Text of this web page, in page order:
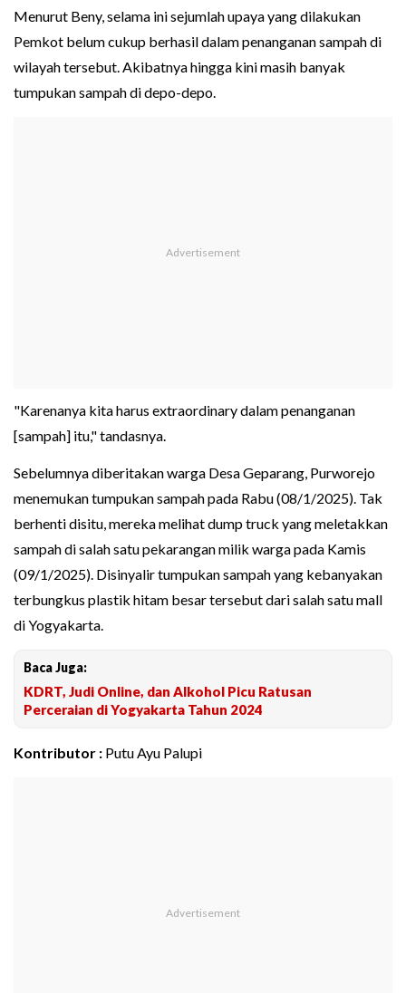
Menurut Beny, selama ini sejumlah upaya yang dilakukan
Pemkot belum cukup berhasil dalam penanganan sampah di
wilayah tersebut. Akibatnya hingga kini masih banyak
tumpukan sampah di depo-depo.
"Karenanya kita harus extraordinary dalam penanganan
[sampah] itu," tandasnya.
Sebelumnya diberitakan warga Desa Geparang, Purworejo
menemukan tumpukan sampah pada Rabu (08/1/2025). Tak
berhenti disitu, mereka melihat dump truck yang meletakkan
sampah di salah satu pekarangan milik warga pada Kamis
(09/1/2025). Disinyalir tumpukan sampah yang kebanyakan
terbungkus plastik hitam besar tersebut dari salah satu mall
di Yogyakarta.
Baca Juga:
KDRT, Judi Online, dan Alkohol Picu Ratusan
Perceraian di Yogyakarta Tahun 2024
Kontributor : Putu Ayu Palupi